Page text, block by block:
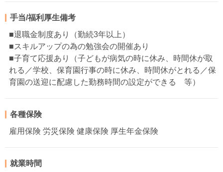
手当/福利厚生備考
■退職金制度あり（勤続3年以上）
■スキルアップの為の勉強会の開催あり
■子育て応援あり（子どもが病気の時に休み、時間休が取
れる／学校、保育園行事の時に休み、時間休がとれる／保
育園の送迎に配慮した勤務時間の設定ができる 等）
各種保険
雇用保険 労災保険 健康保険 厚生年金保険
就業時間